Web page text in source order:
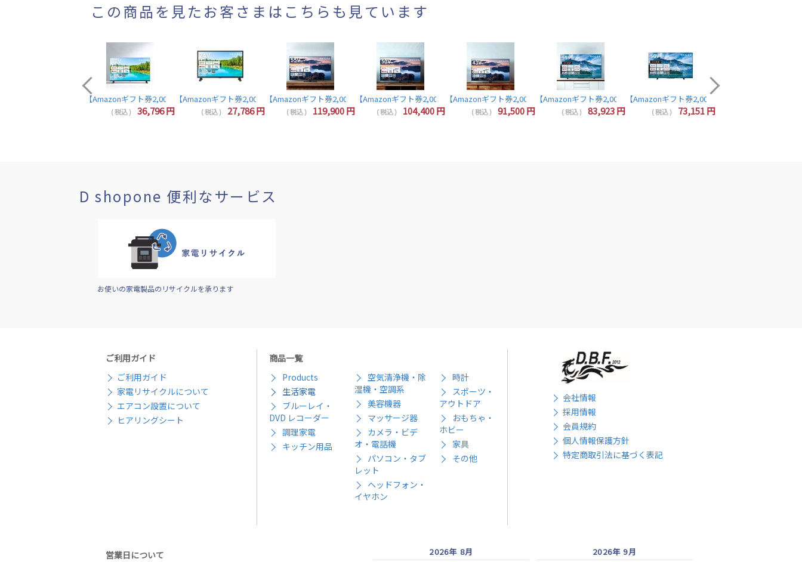
この商品を見たお客さまはこちらも見ています
【Amazonギフト券2,000円分プレゼント】東芝 レグザ テレビ 40インチ 液晶テレビ 40型 40V型 フルハイビジョン YouTube/Bluetooth対応 40V35N REGZA TOSHIBA
【Amazonギフト券2,000円分プレゼント】東芝 レグザ テレビ 32インチ 液晶テレビ 32V型 ハイビジョン YouTube/Bluetooth対応 32V35N TOSHIBA REGZA
( 税込 ) 36,796円
【Amazonギフト券2,000円分プレゼント】東芝 レグザ テレビ 24インチ 液晶テレビ 24型 24V型 ハイビジョン YouTube/Bluetooth対応 24V35N REGZA TOSHIBA
( 税込 ) 27,786円
【Amazonギフト券2,000円分プレゼント】レグザ テレビ 55インチ 液晶テレビ 55V型 4Kチューナー内蔵 YouTube/Bluetooth対応 55Z670N TVS REGZA
( 税込 ) 119,900円
【Amazonギフト券2,000円分プレゼント】レグザ 50インチ 液晶テレビ 50V型 4Kチューナー内蔵 YouTube/Bluetooth対応
( 税込 ) 104,400円
【Amazonギフト券2,000円分プレゼント】レグザ テレビ 43インチ 液晶テレビ 43インチ 43V型 4Kチ
( 税込 ) 91,500円
【Amazonギフト券2,000円分プレゼント】TOSHIBA 東芝 REGZA
( 税込 ) 83,923円
【Amazonギフト券2,000円分プレゼント】
( 税込 ) 73,151円
D shopone 便利なサービス
お使いの家電製品のリサイクルを承ります
ご利用ガイド
ご利用ガイド
家電リサイクルについて
エアコン設置について
ヒアリングシート
商品一覧
Products
生活家電
ブルーレイ・
DVD レコーダー
調理家電
キッチン用品
空気清浄機・除
湿機・空調系
美容機器
マッサージ器
カメラ・ビデ
オ・電話機
パソコン・タブ
レット
ヘッドフォン・
イヤホン
時計
スポーツ・
アウトドア
おもちゃ・
ホビー
家具
その他
会社情報
採用情報
会員規約
個人情報保護方針
特定商取引法に基づく表記
営業日について 2026年 8月 2026年 9月